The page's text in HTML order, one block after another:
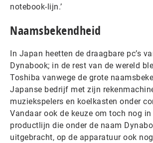
notebook-lijn.’
Naamsbekendheid
In Japan heetten de draagbare pc’s
Dynabook; in de rest van de wereld
Toshiba vanwege de grote
Japanse bedrijf met zijn
muziekspelers en koelkasten onder
Vandaar ook de keuze om toch nog in
productlijn die onder de naam
uitgebracht, op de apparatuur ook